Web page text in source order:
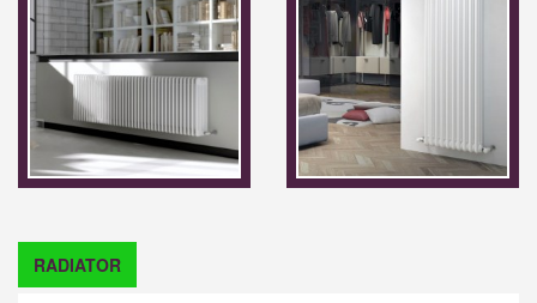
RADIATOR